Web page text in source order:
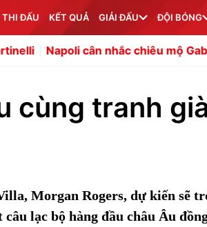
THI ĐẤU KẾT QUẢ GIẢI ĐẤU ĐỘI BÓNG
cân nhắc chiêu mộ Gabriel Jesus
cùng tranh
Morgan Rogers, dự kiến sẽ
lạc bộ hàng đầu châu Âu